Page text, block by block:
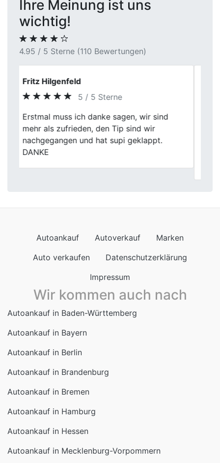
Ihre Meinung ist uns
wichtig!
4.95 / 5 Sterne (110 Bewertungen)
Jakub
5 / 5 Sterne
Mit Fischer Autoankauf meinen alten
Wagen in Dortmund zu verkaufen, war
wirklich eine gute Entscheidung. Die faire
Bewertung und die unkomplizierte
Previous
Autoankauf Autoverkauf
Marken
Auto verkaufen
Datenschutzerklärung
Impressum
Wir kommen auch nach
Autoankauf in Baden-Württemberg
Autoankauf in Bayern
Autoankauf in Berlin
Autoankauf in Brandenburg
Autoankauf in Bremen
Autoankauf in Hamburg
Autoankauf in Hessen
Autoankauf in Mecklenburg-Vorpommern